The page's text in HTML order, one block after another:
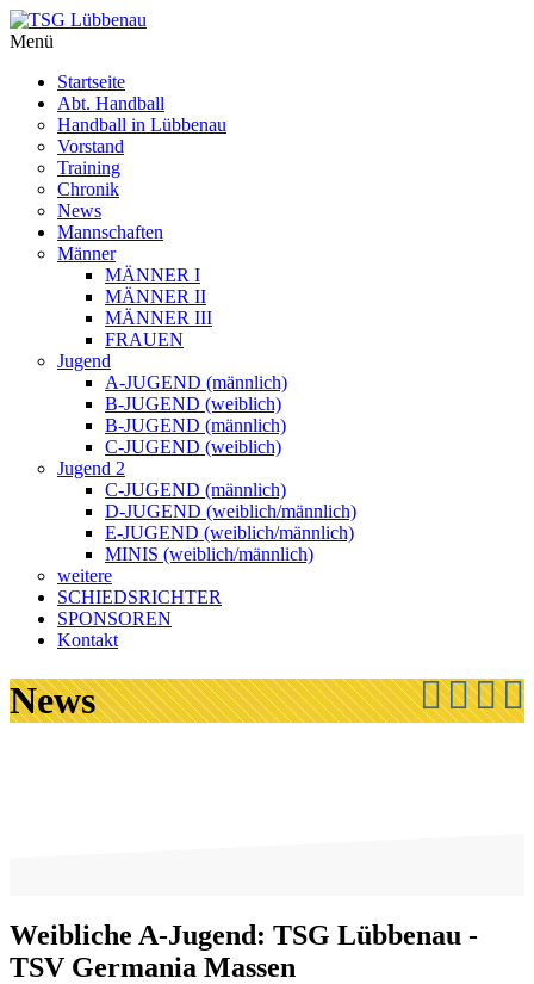
Menü
Startseite
Abt. Handball
Handball in Lübbenau
Vorstand
Training
Chronik
News
Mannschaften
Männer
MÄNNER I
MÄNNER II
MÄNNER III
FRAUEN
Jugend
A-JUGEND (männlich)
B-JUGEND (weiblich)
B-JUGEND (männlich)
C-JUGEND (weiblich)
Jugend 2
C-JUGEND (männlich)
D-JUGEND (weiblich/männlich)
E-JUGEND (weiblich/männlich)
MINIS (weiblich/männlich)
weitere
SCHIEDSRICHTER
SPONSOREN
Kontakt
News
Weibliche A-Jugend: TSG Lübbenau -
TSV Germania Massen